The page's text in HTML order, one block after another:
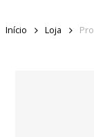
Início Loja